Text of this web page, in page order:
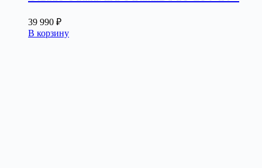
39 990 ₽
В корзину